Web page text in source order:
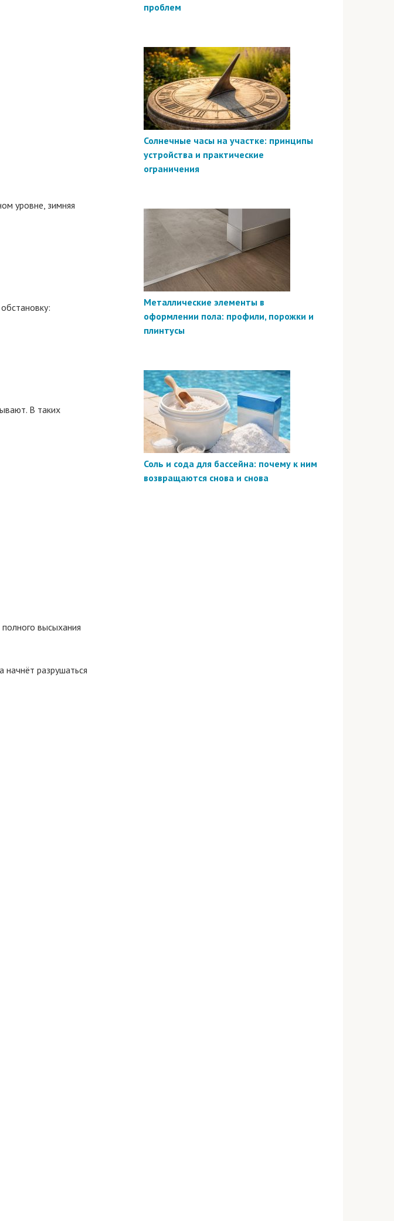
уровне, зимняя
В таких
высыхания
начнёт разрушаться
проблем
Солнечные часы на участке: принципы
устройства и практические
ограничения
Металлические элементы в
оформлении пола: профили, порожки и
плинтусы
Соль и сода для бассейна: почему к ним
возвращаются снова и снова